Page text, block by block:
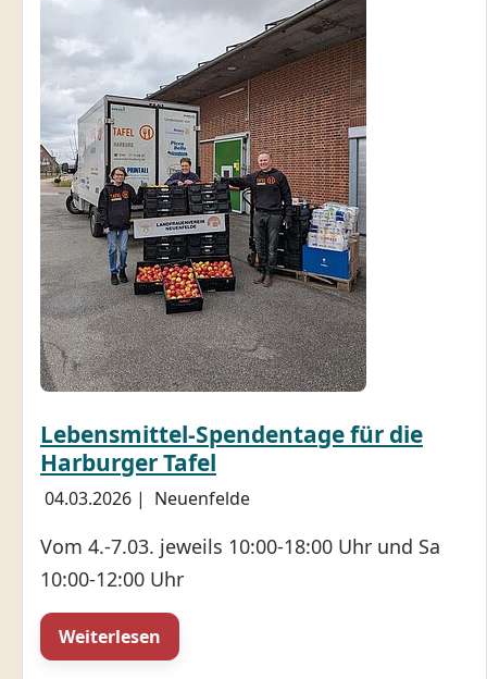
Lebensmittel-Spendentage für die
Harburger Tafel
04.03.2026 | Neuenfelde
Vom 4.-7.03. jeweils 10:00-18:00 Uhr und Sa
10:00-12:00 Uhr
Weiterlesen